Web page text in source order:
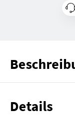
Details